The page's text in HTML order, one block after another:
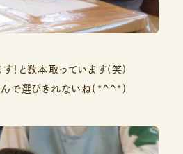
！と数本取っています(笑)
んで選びきれないね(*^^*)